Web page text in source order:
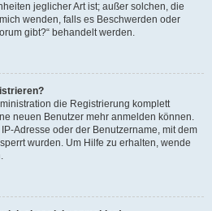
jeglicher Art ist; außer solchen, die
wenden, falls es Beschwerden oder
gibt?“ behandelt werden.
die Registrierung komplett
neuen Benutzer mehr anmelden können.
Adresse oder der Benutzername, mit dem
wurden. Um Hilfe zu erhalten, wende